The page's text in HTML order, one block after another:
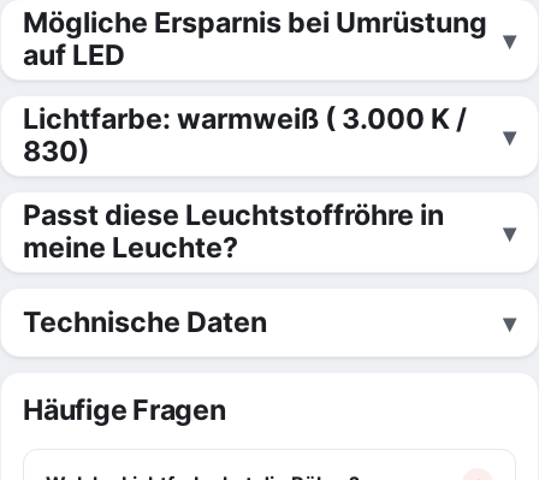
Mögliche Ersparnis bei Umrüstung
auf LED
Lichtfarbe: warmweiß ( 3.000 K /
830)
Passt diese Leuchtstoffröhre in
meine Leuchte?
Technische Daten
Häufige Fragen